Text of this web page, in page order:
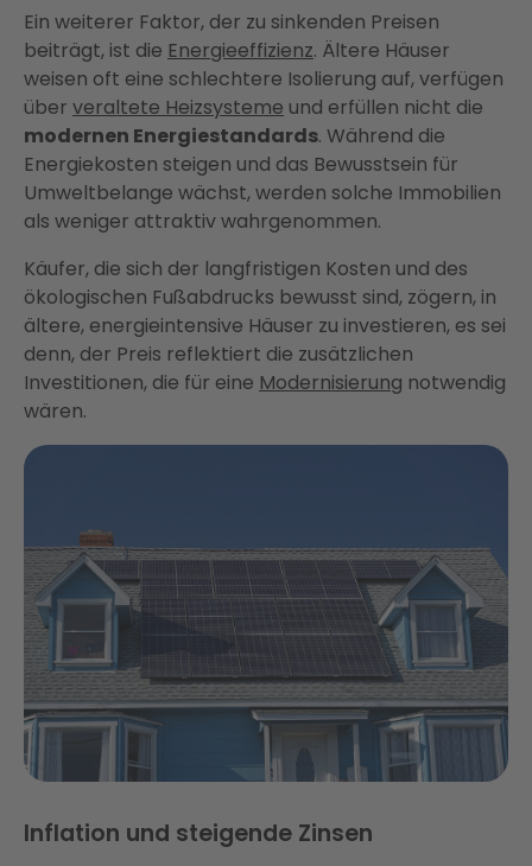
Ein weiterer Faktor, der zu sinkenden Preisen
beiträgt, ist die Energieeffizienz. Ältere Häuser
weisen oft eine schlechtere Isolierung auf, verfügen
über veraltete Heizsysteme und erfüllen nicht die
modernen Energiestandards. Während die
Energiekosten steigen und das Bewusstsein für
Umweltbelange wächst, werden solche Immobilien
als weniger attraktiv wahrgenommen.
Käufer, die sich der langfristigen Kosten und des
ökologischen Fußabdrucks bewusst sind, zögern, in
ältere, energieintensive Häuser zu investieren, es sei
denn, der Preis reflektiert die zusätzlichen
Investitionen, die für eine Modernisierung notwendig
wären.
Inflation und steigende Zinsen